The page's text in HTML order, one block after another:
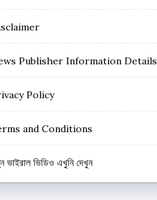
Publisher Information Details
Policy
and Conditions
ভাইরাল ভিডিও এখুনি দেখুন